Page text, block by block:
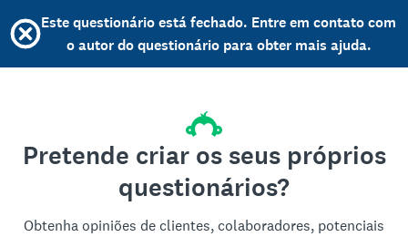
Este questionário está fechado. Entre em contato com
o autor do questionário para obter mais ajuda.
Pretende criar os seus próprios
questionários?
Obtenha opiniões de clientes, colaboradores, potenciais